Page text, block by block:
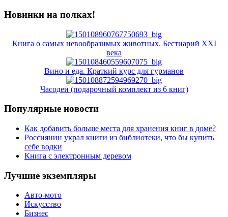
Новинки на полках!
Книга о самых невообразимых животных. Бестиарий XXI
века
Вино и еда. Краткий курс для гурманов
Часодеи (подарочный комплект из 6 книг)
Популярные новости
Как добавить больше места для хранения книг в доме?
Россиянин украл книги из библиотеки, что бы купить
себе водки
Книга с электронным деревом
Лучшие экземпляры
Авто-мото
Искусство
Бизнес